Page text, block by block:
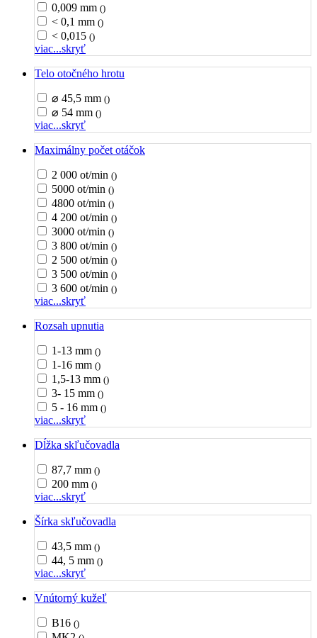
0,009 mm ()
< 0,1 mm ()
< 0,015 ()
viac...skryť
Telo otočného hrotu
⌀ 45,5 mm ()
⌀ 54 mm ()
viac...skryť
Maximálny počet otáčok
2 000 ot/min ()
5000 ot/min ()
4800 ot/min ()
4 200 ot/min ()
3000 ot/min ()
3 800 ot/min ()
2 500 ot/min ()
3 500 ot/min ()
3 600 ot/min ()
viac...skryť
Rozsah upnutia
1-13 mm ()
1-16 mm ()
1,5-13 mm ()
3- 15 mm ()
5 - 16 mm ()
viac...skryť
Dĺžka skľučovadla
87,7 mm ()
200 mm ()
viac...skryť
Šírka skľučovadla
43,5 mm ()
44, 5 mm ()
viac...skryť
Vnútorný kužeľ
B16 ()